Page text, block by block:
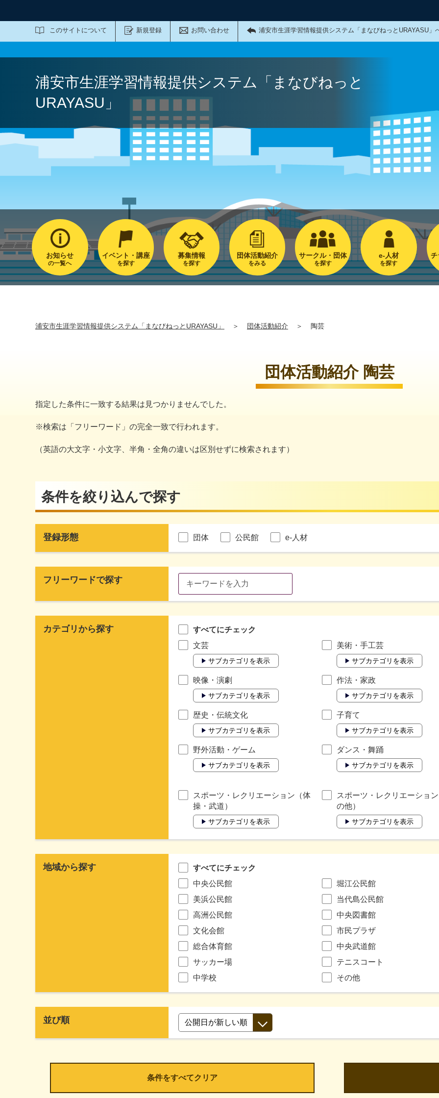
このサイトについて 新規登録 お問い合わせ 浦安市生涯学習情報提供システム「まなびねっとURAYASU」
サイト内検索
浦安市生涯学習情報提供システム「まなびねっと
URAYASU」
お知らせ
の一覧へ
イベント・講座
を探す
募集情報
を探す
団体活動紹介
をみる
サークル・団体
を探す
e-人材
を探す
チ
浦安市生涯学習情報提供システム「まなびねっとURAYASU」 ＞ 団体活動紹介 ＞ 陶芸
団体活動紹介 陶芸
指定した条件に一致する結果は見つかりませんでした。
※検索は「フリーワード」の完全一致で行われます。
（英語の大文字・小文字、半角・全角の違いは区別せずに検索されます）
条件を絞り込んで探す
登録形態 団体 公民館 e-人材
フリーワードで探す
カテゴリから探す
すべてにチェック
文芸
サブカテゴリを表示
美術・手工芸
サブカテゴリを表示
映像・演劇
サブカテゴリを表示
作法・家政
サブカテゴリを表示
歴史・伝統文化
サブカテゴリを表示
子育て
サブカテゴリを表示
野外活動・ゲーム
サブカテゴリを表示
ダンス・舞踊
サブカテゴリを表示
スポーツ・レクリエーション（体
操・武道）
サブカテゴリを表示
スポーツ・レクリエーショ
の他）
サブカテゴリを表示
地域から探す
すべてにチェック
中央公民館
堀江公民館
美浜公民館
当代島公民館
高洲公民館
中央図書館
文化会館
市民プラザ
総合体育館
中央武道館
サッカー場
テニスコート
中学校
その他
並び順